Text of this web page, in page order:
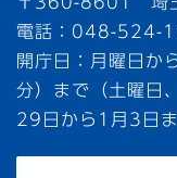
電話：048-524-
開庁日：月曜日
分）まで（土曜日
29日から1月3日ま